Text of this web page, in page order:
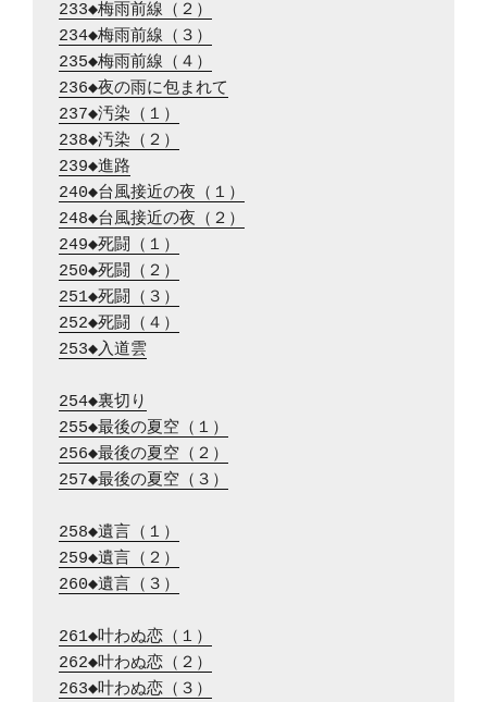
233◆梅雨前線（２）
234◆梅雨前線（３）
235◆梅雨前線（４）
236◆夜の雨に包まれて
237◆汚染（１）
238◆汚染（２）
239◆進路
240◆台風接近の夜（１）
248◆台風接近の夜（２）
249◆死闘（１）
250◆死闘（２）
251◆死闘（３）
252◆死闘（４）
253◆入道雲
254◆裏切り
255◆最後の夏空（１）
256◆最後の夏空（２）
257◆最後の夏空（３）
258◆遺言（１）
259◆遺言（２）
260◆遺言（３）
261◆叶わぬ恋（１）
262◆叶わぬ恋（２）
263◆叶わぬ恋（３）